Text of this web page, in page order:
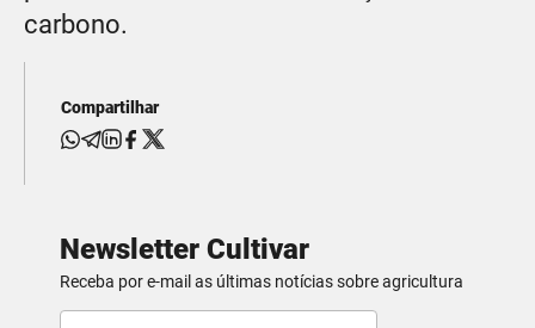
carbono.
Compartilhar
Newsletter Cultivar
Receba por e-mail as últimas notícias sobre agricultura